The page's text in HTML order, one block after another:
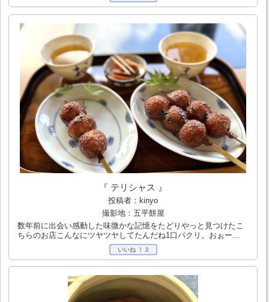
『 テリシャス 』
投稿者：kinyo
撮影地：五平餅屋
数年前に出会い感動した味微かな記憶をたどりやっと見つけたこ
ちらのお店こんなにツヤツヤしてたんだね1口パクリ。おぉー...
いいね ！ 2